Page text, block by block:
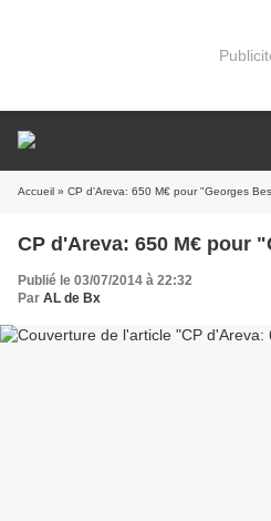
Accueil » CP d'Areva: 650 M€ pour "Georges
CP d'Areva: 650 M€ pour
Publié le 03/07/2014 à 22:32
Par AL de Bx